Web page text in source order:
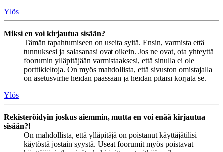
Ylös
Miksi en voi kirjautua sisään?
Tämän tapahtumiseen on useita syitä. Ensin, varmista että
tunnuksesi ja salasanasi ovat oikein. Jos ne ovat, ota yhteyttä
foorumin ylläpitäjään varmistaaksesi, että sinulla ei ole
porttikieltoja. On myös mahdollista, että sivuston omistajalla
on asetusvirhe heidän päässään ja heidän pitäisi korjata se.
Ylös
Rekisteröidyin joskus aiemmin, mutta en voi enää kirjautua
sisään?!
On mahdollista, että ylläpitäjä on poistanut käyttäjätilisi
käytöstä jostain syystä. Useat foorumit myös poistavat